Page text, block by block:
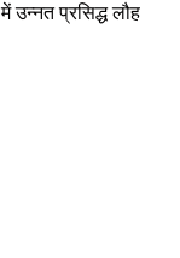
उन्नत प्रसिद्ध लौह